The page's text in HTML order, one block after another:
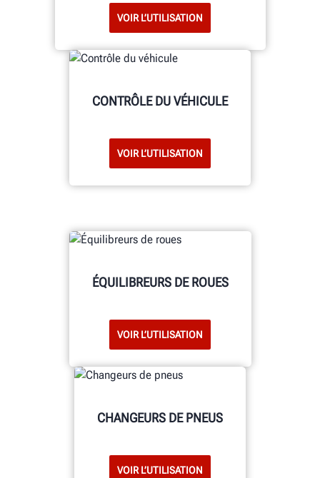
VOIR L’UTILISATION
CONTRÔLE DU VÉHICULE
VOIR L’UTILISATION
ÉQUILIBREURS DE ROUES
VOIR L’UTILISATION
CHANGEURS DE PNEUS
VOIR L’UTILISATION